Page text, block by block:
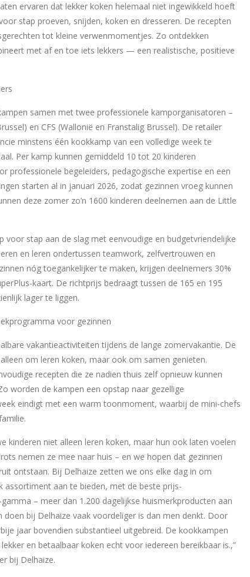
ervaren dat lekker koken helemaal niet ingewikkeld hoeft
stap proeven, snijden, koken en dresseren. De recepten
tot kleine verwenmomentjes. Zo ontdekken
met af en toe iets lekkers — een realistische, positieve
samen met twee professionele kamporganisatoren –
en CFS (Wallonië en Franstalig Brussel). De retailer
minstens één kookkamp van een volledige week te
Per kamp kunnen gemiddeld 10 tot 20 kinderen
professionele begeleiders, pedagogische expertise en een
starten al in januari 2026, zodat gezinnen vroeg kunnen
deze zomer zo’n 1600 kinderen deelnemen aan de Little
voor stap aan de slag met eenvoudige en budgetvriendelijke
en leren ondertussen teamwork, zelfvertrouwen en
nóg toegankelijker te maken, krijgen deelnemers 30%
kaart. De richtprijs bedraagt tussen de 165 en 195
lager te liggen.
voor gezinnen
vakantieactiviteiten tijdens de lange zomervakantie. De
om leren koken, maar ook om samen genieten.
recepten die ze nadien thuis zelf opnieuw kunnen
worden de kampen een opstap naar gezellige
eindigt met een warm toonmoment, waarbij de mini-chefs
kinderen niet alleen leren koken, maar hun ook laten voelen
nemen ze mee naar huis – en we hopen dat gezinnen
ontstaan. Bij Delhaize zetten we ons elke dag in om
assortiment aan te bieden, met de beste prijs-
– meer dan 1.200 dagelijkse huismerkproducten aan
bij Delhaize vaak voordeliger is dan men denkt. Door
jaar bovendien substantieel uitgebreid. De kookkampen
en betaalbaar koken echt voor iedereen bereikbaar is.,”
bij Delhaize.